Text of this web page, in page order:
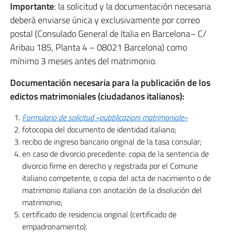
Importante: la solicitud y la documentación necesaria
deberá enviarse única y exclusivamente por correo
postal (Consulado General de Italia en Barcelona– C/
Aribau 185, Planta 4 – 08021 Barcelona) como
mínimo 3 meses antes del matrimonio.
Documentación necesaria para la publicación de los
edictos matrimoniales (ciudadanos italianos):
Formulario de solicitud «pubblicazioni matrimoniale»
fotocopia del documento de identidad italiano;
recibo de ingreso bancario original de la tasa consular;
en caso de divorcio precedente: copia de la sentencia de
divorcio firme en derecho y registrada por el Comune
italiano competente, o copia del acta de nacimiento o de
matrimonio italiana con anotación de la disolución del
matrimonio;
certificado de residencia original (certificado de
empadronamiento).